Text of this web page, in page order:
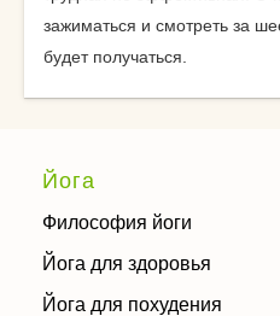
зажиматься и смотреть за
будет получаться.
Йога
Философия йоги
Йога для здоровья
Йога для похудения